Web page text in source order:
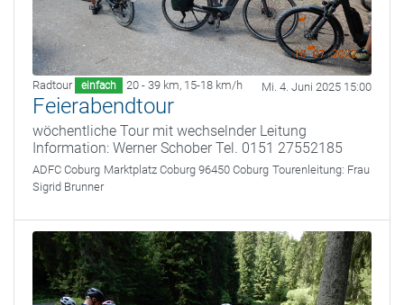
Radtour einfach 20 - 39 km, 15-18 km/h Mi. 4. Juni 2025 15:00
Feierabendtour
wöchentliche Tour mit wechselnder Leitung
Information: Werner Schober Tel. 0151 27552185
ADFC Coburg Marktplatz Coburg 96450 Coburg Tourenleitung: Frau
Sigrid Brunner